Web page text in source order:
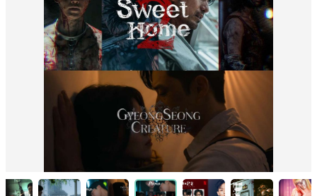
2023 Netflix「Tudum影迷盛典」韓
國原創影集陣容公開！《京城怪物》
《Sweet Home2》預告首曝光！